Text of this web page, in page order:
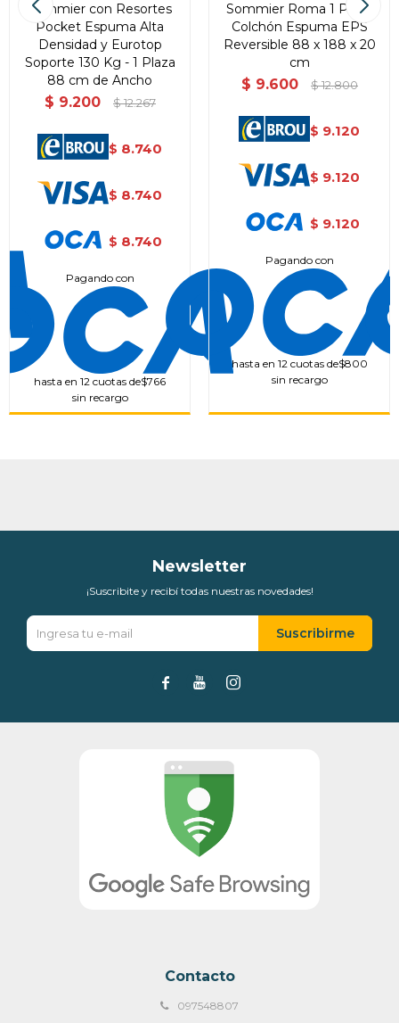
Sommier con Resortes
Pocket Espuma Alta
Densidad y Eurotop
Soporte 130 Kg - 1 Plaza
88 cm de Ancho
$ 9.200 $ 12.267
$ 8.740
$ 8.740
$ 8.740
Pagando con
hasta en 12 cuotas de$766
sin recargo
Sommier Roma 1 Plaza
Colchón Espuma EPS
Reversible 88 x 188 x 20
cm
$ 9.600 $ 12.800
$ 9.120
$ 9.120
$ 9.120
Pagando con
hasta en 12 cuotas de$800
sin recargo
Contacto
097548807
Newsletter
¡Suscribite y recibí todas nuestras novedades!
Suscribirme
  